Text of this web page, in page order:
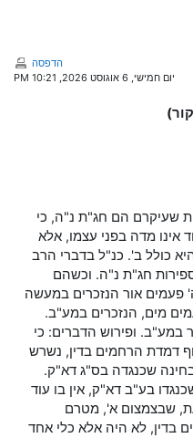
הדפסה
יום חמישי, 6 אוגוסט 2026, 10:21 PM
שעיקרם הם חג"ת נ"ה, כי
אינו מדה בפני עצמו, אלא
כולל ב'. כנ"ל בדברי הרב
חג"ת נ"ה. וכשהם
פעמים אור הנזכרים במעשה
מים, הנזכרים במע"ב.
ופירוש הדברים: כי
דמדת הרחמים בדין, נשרש
שכנגדה בס"ג דא"ק.
בע"ב דא"ק, אין בו עוד
שבצמצום א', מטרם
בדין, לא היה אלא כלי אחד